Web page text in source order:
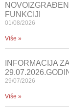
FUNKCIJI
01/08/2026
Više »
INFORMACIJA
29/07/2026
Više »